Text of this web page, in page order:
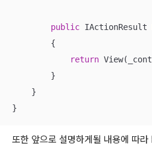
public IActionResult
        {
return
        }
    }
}
또한 앞으로 설명하게될 내용에 따